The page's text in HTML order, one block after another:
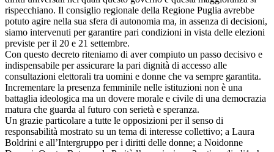
rispecchiano. Il consiglio regionale della Regione Puglia avrebbe
potuto agire nella sua sfera di autonomia ma, in assenza di decisioni,
siamo intervenuti per garantire pari condizioni in vista delle elezioni
previste per il 20 e 21 settembre.
Con questo decreto riteniamo di aver compiuto un passo decisivo e
indispensabile per assicurare la pari dignità di accesso alle
consultazioni elettorali tra uomini e donne che va sempre garantita.
Incrementare la presenza femminile nelle istituzioni non è una
battaglia ideologica ma un dovere morale e civile di una democrazia
matura che guarda al futuro con serietà e speranza.
Un grazie particolare a tutte le opposizioni per il senso di
responsabilità mostrato su un tema di interesse collettivo; a Laura
Boldrini e all’Intergruppo per i diritti delle donne; a Noidonne